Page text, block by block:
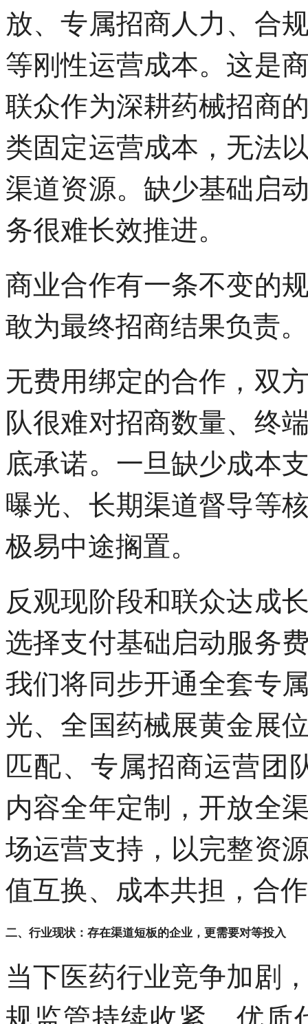
放、专属招商人力、合
等刚性运营成本。这是
联众作为深耕药械招商
类固定运营成本，无法
渠道资源。缺少基础启
务很难长效推进。
商业合作有一条不变的
敢为最终招商结果负责。
无费用绑定的合作，双
队很难对招商数量、终
底承诺。一旦缺少成本
曝光、长期渠道督导等
极易中途搁置。
反观现阶段和联众达成
选择支付基础启动服务
我们将同步开通全套专
光、全国药械展黄金展
匹配、专属招商运营团
内容全年定制，开放全
场运营支持，以完整资
值互换、成本共担，合
二、行业现状：存在渠道短板的企业，更需要对等投入
当下医药行业竞争加剧
规监管持续收紧，优